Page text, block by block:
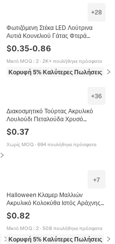
+28
Φωτιζόμενη Στέκα LED Λούτρινα
Αυτιά Κουνελιού Γάτας Φτερά
Φεστιβάλ Πρωτότυπο
$0.35-0.86
Μικτό MOQ : 2· 2K+ πουλήθηκε πρόσφατα
Κορυφή 5% Καλύτερες Πωλήσεις σε
σε Τέχνες, χειροτεχνίες και ράψιμο
+36
Διακοσμητικό Τούρτας Ακρυλικό
Λουλούδι Πεταλούδα Χρυσό
Καθρέφτη Εκτύπωση UV Χρόνια
Πολλά Επέτειος Επιδόρπιο Πάρτι
$0.37
Χωρίς MOQ · 694 πουλήθηκε πρόσφατα
σε Κουζίνα και τραπεζαρία
+7
Halloween Κλαμερ Μαλλιών
Ακρυλικό Κολοκύθα Ιστός Αράχνης
Γοτθικό Για Γυναίκες Κορίτσια
$0.82
Μικτό MOQ : 2· 508 πουλήθηκε πρόσφατα
Κορυφή 5% Καλύτερες Πωλήσεις σε